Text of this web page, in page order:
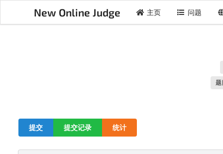
New Online Judge 主页 问题
题
提交 提交记录 统计